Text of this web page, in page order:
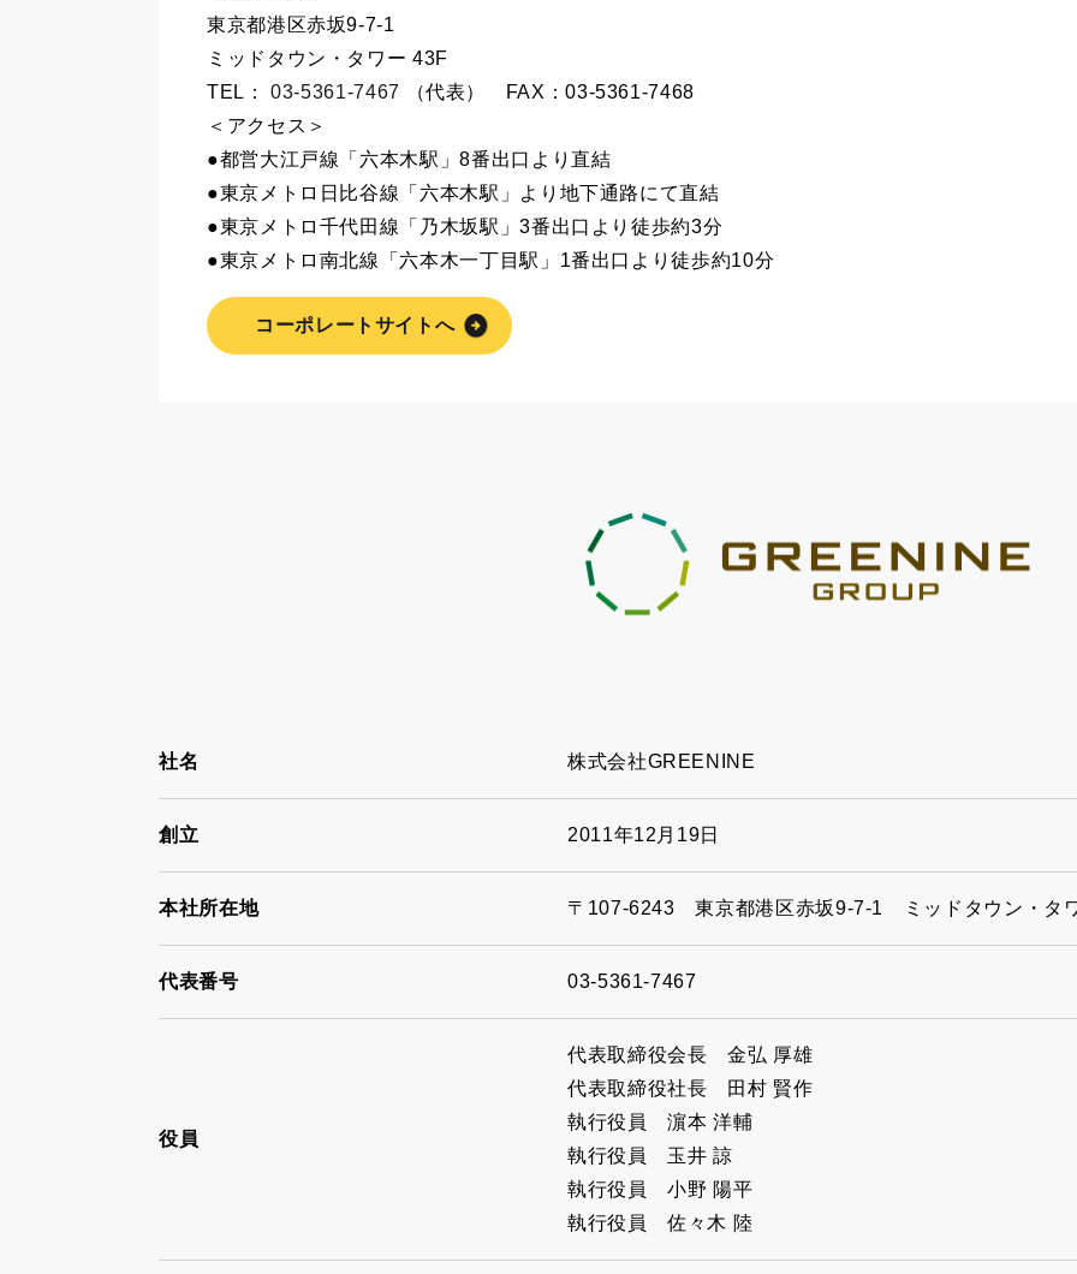
東京都港区赤坂9-7-1
ミッドタウン・タワー 43F
TEL：
03-5361-7467
（代表） FAX：03-5361-7468
＜アクセス＞
●都営大江戸線「六本木駅」8番出口より直結
●東京メトロ日比谷線「六本木駅」より地下通路にて直結
●東京メトロ千代田線「乃木坂駅」3番出口より徒歩約3分
●東京メトロ南北線「六本木一丁目駅」1番出口より徒歩約10分
コーポレートサイトへ
社名 株式会社GREENINE
創立 2011年12月19日
本社所在地 〒107-6243 東京都港区赤坂9-7-1 ミッドタウン・タ
代表番号 03-5361-7467
役員
代表取締役会長 金弘 厚雄
代表取締役社長 田村 賢作
執行役員 濵本 洋輔
執行役員 玉井 諒
執行役員 小野 陽平
執行役員 佐々木 陸